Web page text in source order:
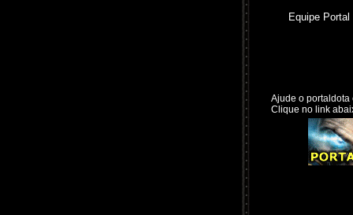
Equipe Portal
Ajude o portaldota
Clique no link